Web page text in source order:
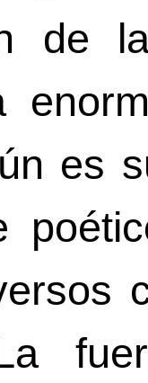
de
es